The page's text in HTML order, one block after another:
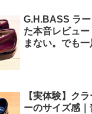
G.H.BASS ラ
た本音レビュ
まない。でも
【実体験】ク
ーのサイズ感